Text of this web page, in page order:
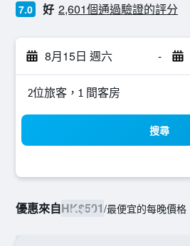
7.0 好 2,601個通過驗證的評分
8月15日 週六 -
2位旅客，1 間客房
搜尋
優惠來自HK$501/最便宜的每晚價格